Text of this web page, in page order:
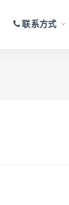
联系方式